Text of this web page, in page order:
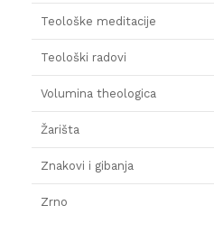
Teološke meditacije
Teološki radovi
Volumina theologica
Žarišta
Znakovi i gibanja
Zrno